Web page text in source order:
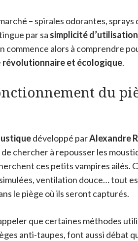
– spirales odorantes,
par sa simplicité d’utilisation
commence alors à comprendre
révolutionnaire et écologique.
du
développé parAlexandre
chercher à repousser les
ces petits vampires ailés.
ventilation douce… tout
le piège où ils seront capturés.
que certaines méthodes
anti-taupes, font aussi débat